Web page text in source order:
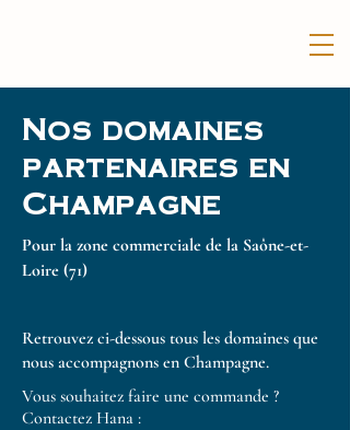
Nos domaines
partenaires en
Champagne
Pour la zone commerciale de la Saône-et-
Loire (71)
Retrouvez ci-dessous tous les domaines que
nous accompagnons en Champagne.
Vous souhaitez faire une commande ?
Contactez Hana :